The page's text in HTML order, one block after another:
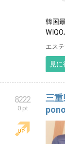
韓国
WIQO
エス
見に
8222
0 pt
三
pono